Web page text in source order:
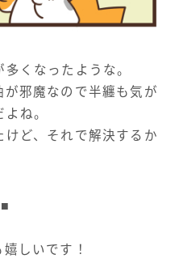
くなったような。
邪魔なので半纏も気が
ね。
ど、それで解決するか
しいです！